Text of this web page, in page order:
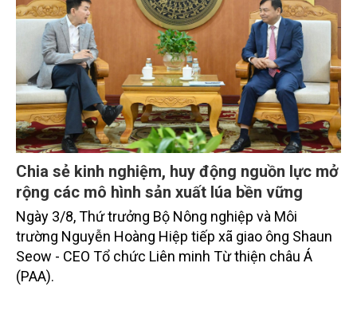
Chia sẻ kinh nghiệm, huy động nguồn lực mở
rộng các mô hình sản xuất lúa bền vững
Ngày 3/8, Thứ trưởng Bộ Nông nghiệp và Môi
trường Nguyễn Hoàng Hiệp tiếp xã giao ông Shaun
Seow - CEO Tổ chức Liên minh Từ thiện châu Á
(PAA).